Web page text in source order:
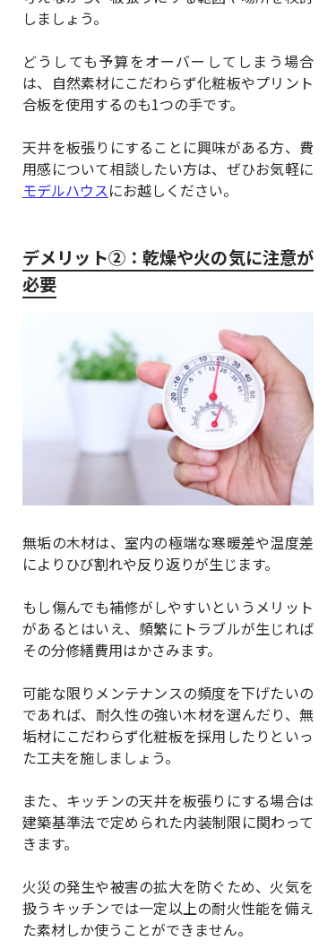
しましょう。
どうしても予算をオーバーしてしまう場合
は、自然素材にこだわらず化粧板やプリント
合板を使用するのも1つの手です。
天井を板張りにすることに興味がある方、費
用感について相談したい方は、ぜひお気軽に
モデルハウスにお越しください。
デメリット②：乾燥や火の気に注意が
必要
無垢の木材は、室内の極端な寒暖差や温度差
によりひび割れや反り返りが生じます。
もし傷んでも補修がしやすいというメリット
があるとはいえ、頻繁にトラブルが生じれば
その分修繕費用はかさみます。
可能な限りメンテナンスの頻度を下げたいの
であれば、耐久性の強い木材を選んだり、無
垢材にこだわらず化粧板を採用したりといっ
た工夫を施しましょう。
また、キッチンの天井を板張りにする場合は
建築基準法で定められた内装制限に関わって
きます。
火災の発生や被害の拡大を防ぐため、火気を
扱うキッチンでは一定以上の耐火性能を備え
た素材しか使うことができません。